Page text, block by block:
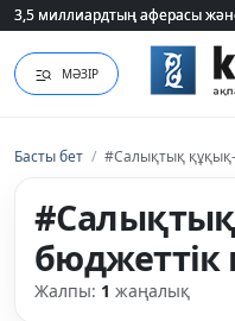
3,5 миллиардтың аферасы
3,5 миллиардтың аферасы
МӘЗІР
Басты бет / #Cалықтық
бюджеттік
Жалпы: 1 жаңалық